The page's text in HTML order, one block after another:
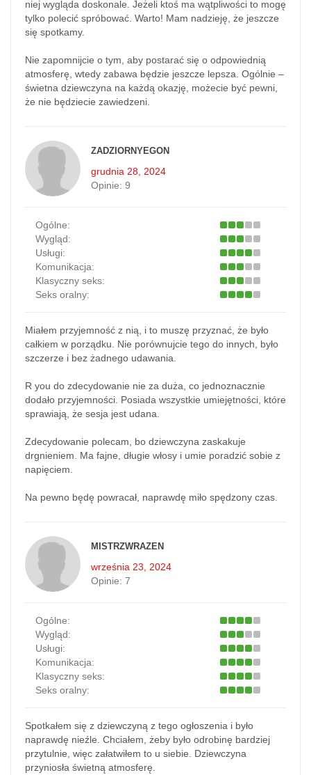
niej wygląda doskonale. Jeżeli ktoś ma wątpliwości to mogę
tylko polecić spróbować. Warto! Mam nadzieję, że jeszcze
się spotkamy.
Nie zapomnijcie o tym, aby postarać się o odpowiednią
atmosferę, wtedy zabawa będzie jeszcze lepsza. Ogólnie –
świetna dziewczyna na każdą okazję, możecie być pewni,
że nie będziecie zawiedzeni.
ZADZIORNYEGON
grudnia 28, 2024
Opinie: 9
Ogólne:
Wygląd:
Usługi:
Komunikacja:
Klasyczny seks:
Seks oralny:
Miałem przyjemność z nią, i to muszę przyznać, że było
całkiem w porządku. Nie porównujcie tego do innych, było
szczerze i bez żadnego udawania.
R you do zdecydowanie nie za duża, co jednoznacznie
dodało przyjemności. Posiada wszystkie umiejętności, które
sprawiają, że sesja jest udana.
Zdecydowanie polecam, bo dziewczyna zaskakuje
drgnieniem. Ma fajne, długie włosy i umie poradzić sobie z
napięciem.
Na pewno będę powracał, naprawdę miło spędzony czas.
MISTRZWRAZEN
września 23, 2024
Opinie: 7
Ogólne:
Wygląd:
Usługi:
Komunikacja:
Klasyczny seks:
Seks oralny:
Spotkałem się z dziewczyną z tego ogłoszenia i było
naprawdę nieźle. Chciałem, żeby było odrobinę bardziej
przytulnie, więc załatwiłem to u siebie. Dziewczyna
przyniosła świetną atmosferę.